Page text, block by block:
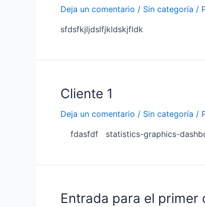
Deja un comentario / Sin categoría /
sfdsfkjljdslfjkldskjfldk
Cliente 1
Deja un comentario / Sin categoría /
fdasfdf statistics-graphics-
Entrada para el primer